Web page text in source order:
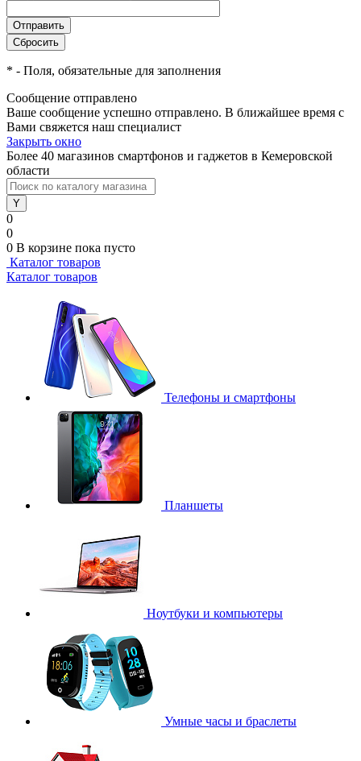
* - Поля, обязательные для заполнения
Сообщение отправлено
Ваше сообщение успешно отправлено. В ближайшее время с
Вами свяжется наш специалист
Закрыть окно
Более 40 магазинов смартфонов и гаджетов в Кемеровской
области
0
0
0 В корзине пока пусто
Каталог товаров
Каталог товаров
Телефоны и смартфоны
Планшеты
Ноутбуки и компьютеры
Умные часы и браслеты